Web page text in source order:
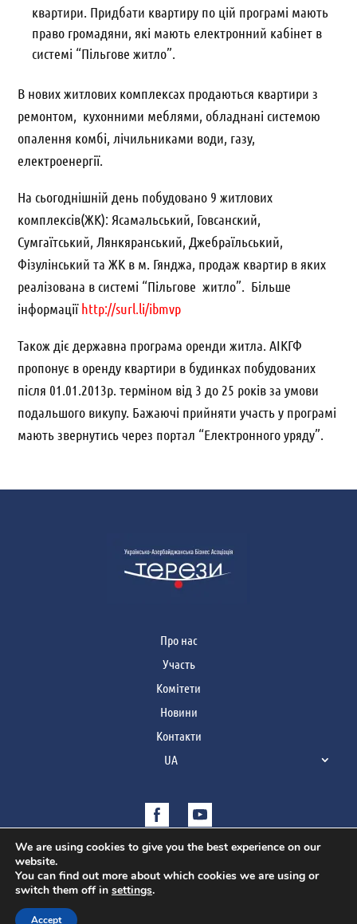
квартири. Придбати квартиру по цій програмі мають
право громадяни, які мають електронний кабінет в
системі “Пільгове житло”.
В нових житлових комплексах продаються квартири з
ремонтом, кухонними меблями, обладнані системою
опалення комбі, лічильниками води, газу,
електроенергії.
На сьогоднішній день побудовано 9 житлових
комплексів(ЖК): Ясамальський, Говсанский,
Сумгаїтський, Лянкяранський, Джебраїльський,
Фізулінський та ЖК в м. Гянджа, продаж квартир в яких
реалізована в системі “Пільгове житло”. Більше
інформації http://surl.li/ibmvp
Також діє державна програма оренди житла. АІКГФ
пропонує в оренду квартири в будинках побудованих
після 01.01.2013р. терміном від 3 до 25 років за умови
подальшого викупу. Бажаючі прийняти участь у програмі
мають звернутись через портал “Електронного уряду”.
Про нас
Участь
Комітети
Новини
Контакти
UA
Copyright © 2021 | Усі права захищено
We are using cookies to give you the best experience on our
website.
You can find out more about which cookies we are using or
switch them off in settings.
Accept